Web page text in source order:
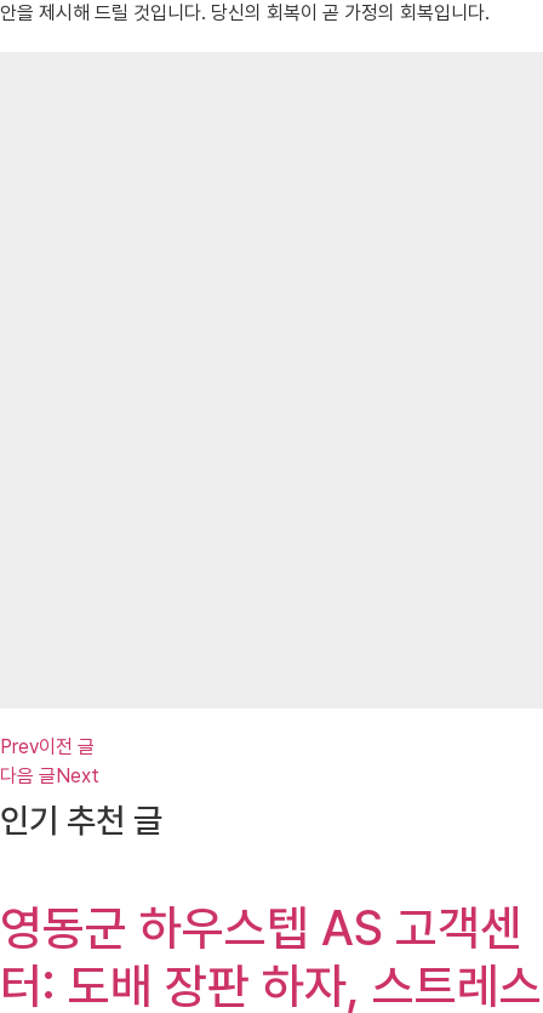
안을 제시해 드릴 것입니다. 당신의 회복이 곧 가정의 회복입니다.
Prev이전 글
다음 글Next
인기 추천 글
영동군 하우스텝 AS 고객센
터: 도배 장판 하자, 스트레스